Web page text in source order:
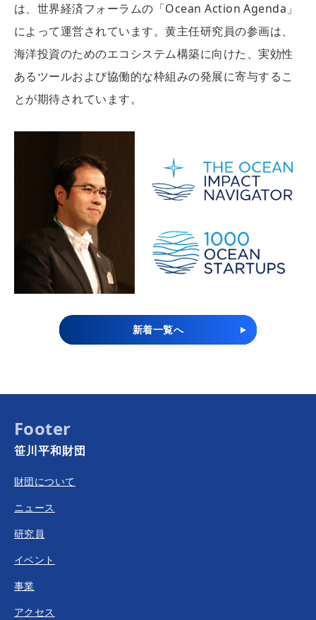
は、世界経済フォーラムの「Ocean Action Agenda」
によって運営されています。黄主任研究員の参画は、
海洋投資のためのエコシステム構築に向けた、実効性
あるツールおよび協働的な枠組みの発展に寄与するこ
とが期待されています。
新着一覧へ
Footer
笹川平和財団
財団について
ニュース
研究員
イベント
事業
アクセス